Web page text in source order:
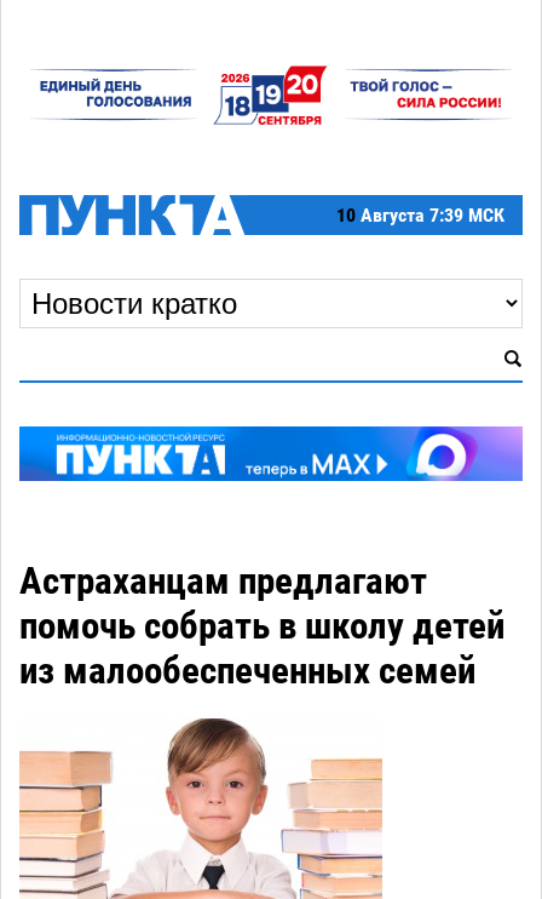
10 Августа 7:39 МСК
Астраханцам предлагают
помочь собрать в школу детей
из малообеспеченных семей